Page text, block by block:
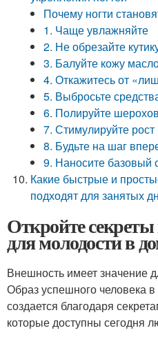
Почему ногти
1. Чаще увлажняйте
2. Не обрезайте
3. Балуйте кожу
4. Откажитесь от
5. Выбросьте
6. Полируйте
7. Стимулируйте рост
8. Будьте на шаг
9. Наносите базовый
Какие быстрые и
подходят для занятых
Откройте
для молодости в
Внешность имеет значение
Образ успешного человека
создается благодаря
которые доступны сегодня